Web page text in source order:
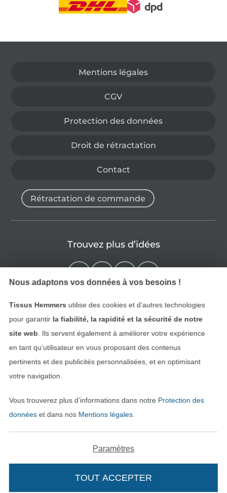
Mentions légales
CGV
Protection des données
Droit de rétractation
Contact
Rétractation de commande
Trouvez plus d’idées
Deutsch
Nous adaptons vos données à vos besoins !
Tissus Hemmers utilise des cookies et d’autres technologies
pour garantir la fiabilité, la rapidité et la sécurité de notre
site web . Ils servent également à améliorer votre expérience
en tant qu’utilisateur en vous proposant des contenus
pertinents et des publicités personnalisées, et en optimisant
votre navigation.
Vous trouverez plus d’informations dans notre Protection des
donnéeset dans nos Mentions légales.
Paramètres
TOUT ACCEPTER